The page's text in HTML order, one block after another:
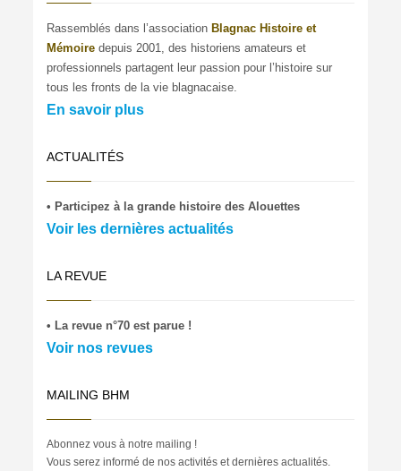
Rassemblés dans l’associationBlagnac Histoire et
Mémoire depuis 2001, des historiens amateurs et
professionnels partagent leur passion pour l’histoire sur
tous les fronts de la vie blagnacaise.
En savoir plus
ACTUALITÉS
• Participez à la grande histoire des Alouettes
Voir les dernières actualités
LA REVUE
• La revue n°70 est parue !
Voir nos revues
MAILING BHM
Abonnez vous à notre mailing !
Vous serez informé de nos activités et dernières actualités.